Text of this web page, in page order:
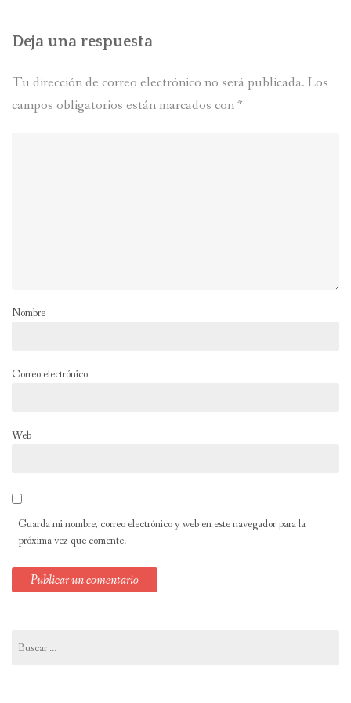
Deja una respuesta
Tu dirección de correo electrónico no será publicada. Los
campos obligatorios están marcados con*
Nombre
Correo electrónico
Web
Guarda mi nombre, correo electrónico y web en este navegador para la
próxima vez que comente.